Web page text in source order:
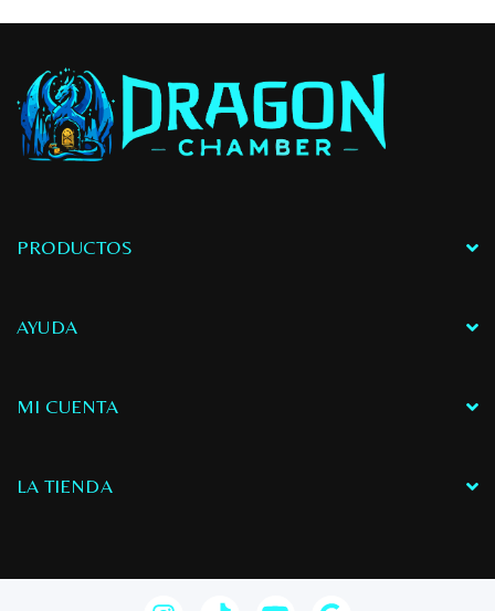
las empalizadas.
competición de
pociones para elegir al
druida del año. Así que
PRODUCTOS
AYUDA
MI CUENTA
LA TIENDA